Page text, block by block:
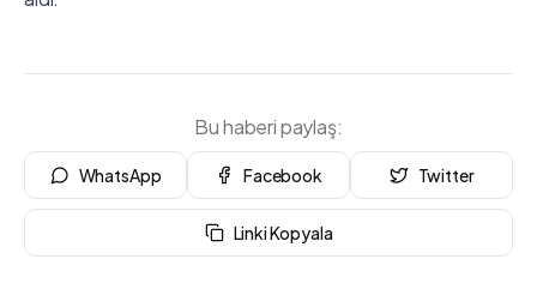
Bu haberi paylaş:
WhatsApp Facebook Twitter
Linki Kopyala